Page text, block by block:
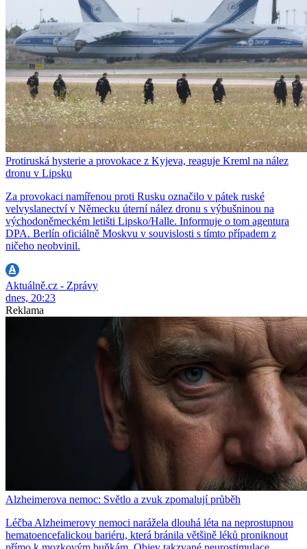
Protiruská hysterie a provokace z Kyjeva, reaguje Kreml na nález
dronu v Lipsku
Za provokaci namířenou proti Rusku označilo v pátek ruské
velvyslanectví v Německu úterní nález dronu s výbušninou na
východoněmeckém letišti Lipsko/Halle. Informuje o tom agentura
DPA. Berlín oficiálně Moskvu v souvislosti s tímto případem z
ničeho neobvinil.
Aktuálně.cz - Zprávy
dnes, 20:23
Reklama
Alzheimerova nemoc: Světlo a zvuk zpomalují průběh
Léčba Alzheimerovy nemoci narážela dlouhá léta na neprostupnou
hematoencefalickou bariéru, která bránila většině léků proniknout